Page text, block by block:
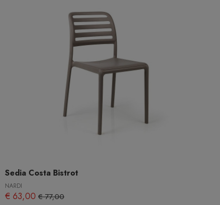
Sedia Costa Bistrot
NARDI
€ 63,00 € 77,00